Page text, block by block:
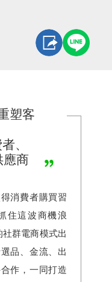
塑客
、
應商
消費者購買習
住這波商機浪
群電商模式出
品、金流、出
作，一同打造